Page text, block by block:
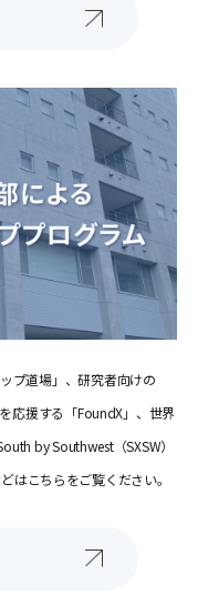
プ道場」、研究者向けの
応援する「FoundX」、世界
by Southwest（SXSW）
はこちらをご覧ください。